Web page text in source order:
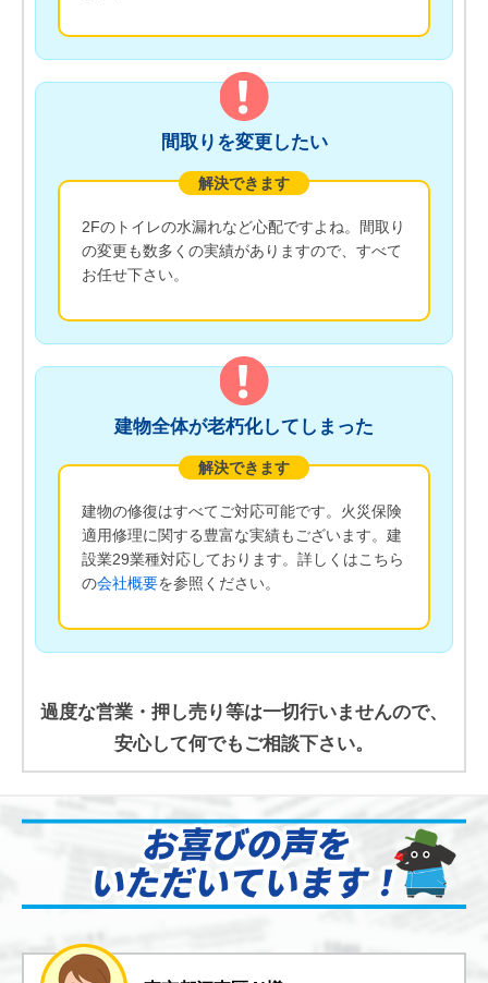
間取りを変更したい
解決できます
2Fのトイレの水漏れなど心配ですよね。間取り
の変更も数多くの実績がありますので、すべて
お任せ下さい。
建物全体が老朽化してしまった
解決できます
建物の修復はすべてご対応可能です。火災保険
適用修理に関する豊富な実績もございます。建
設業29業種対応しております。詳しくはこちら
の会社概要を参照ください。
過度な営業・押し売り等は一切行いませんので、
安心して何でもご相談下さい。